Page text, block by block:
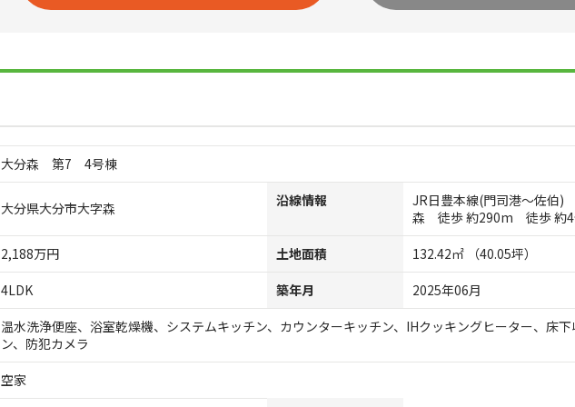
大分森 第7 4号棟
大分県大分市大字森 沿線情報
JR日豊本線(門司港～佐伯)
森 徒歩 約290m 徒歩 約
2,188万円 土地面積
132.42㎡ （40.05坪）
4LDK 築年月
2025年06月
温水洗浄便座、浴室乾燥機、システムキッチン、カウンターキッチン、IHクッキングヒーター、床
ン、防犯カメラ
空家